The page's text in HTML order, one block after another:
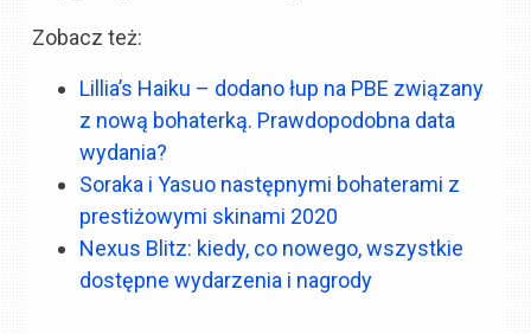
Zobacz też:
Lillia’s Haiku – dodano łup na PBE związany
z nową bohaterką. Prawdopodobna data
wydania?
Soraka i Yasuo następnymi bohaterami z
prestiżowymi skinami 2020
Nexus Blitz: kiedy, co nowego, wszystkie
dostępne wydarzenia i nagrody